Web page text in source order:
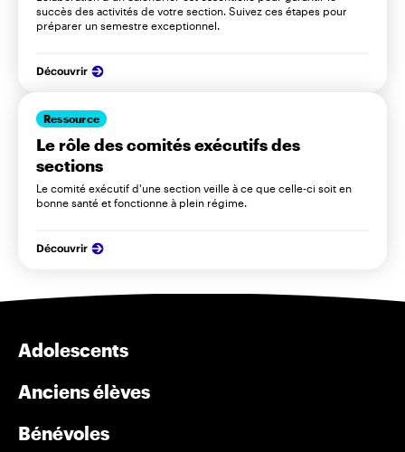
succès des activités de votre section. Suivez ces étapes pour
préparer un semestre exceptionnel.
Découvrir
Ressource
Le rôle des comités exécutifs des
sections
Le comité exécutif d'une section veille à ce que celle-ci soit en
bonne santé et fonctionne à plein régime.
Découvrir
Adolescents
Anciens élèves
Bénévoles